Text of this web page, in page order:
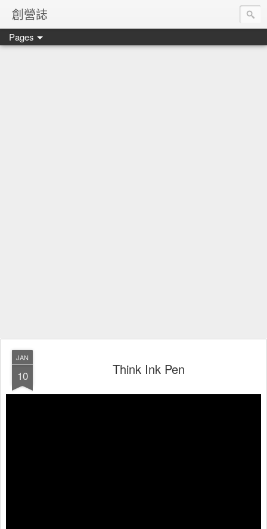
創營誌
Pages
JAN
10 Think Ink Pen